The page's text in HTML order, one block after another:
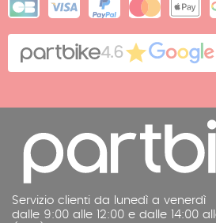
Contatto
Mappa del sito
Cookies
Note legali
4.6
Servizio clienti da lunedì a venerdì
dalle 9:00 alle 12:00 e dalle 14:00